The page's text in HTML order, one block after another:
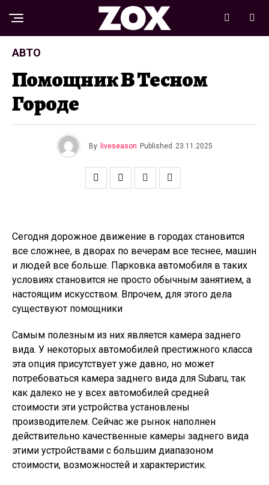
АВТО
Помощник В Тесном
Городе
By liveseason Published 23.11.2025
Сегодня дорожное движение в городах становится
все сложнее, в дворах по вечерам все теснее, машин
и людей все больше. Парковка автомобиля в таких
условиях становится не просто обычным занятием, а
настоящим искусством. Впрочем, для этого дела
существуют помощники
Самым полезным из них является камера заднего
вида. У некоторых автомобилей престижного класса
эта опция присутствует уже давно, но может
потребоваться камера заднего вида для Subaru, так
как далеко не у всех автомобилей средней
стоимости эти устройства установлены
производителем. Сейчас же рынок наполнен
действительно качественные камеры заднего вида
этими устройствами с большим диапазоном
стоимости, возможностей и характеристик.